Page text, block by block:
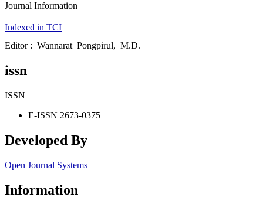
Journal Information
Indexed in TCI
Editor : Wannarat Pongpirul, M.D.
issn
ISSN
E-ISSN 2673-0375
Developed By
Open Journal Systems
Information